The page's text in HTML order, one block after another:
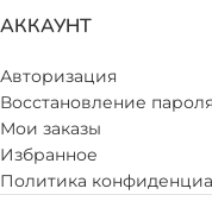
АККАУНТ
Авторизация
Восстановление пароля
Мои заказы
Избранное
Политика